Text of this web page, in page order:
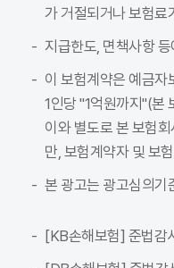
가 거절되거나 보험료
지급한도, 면책사항
이 보험계약은 예금자
1인당 "1억원까지"(본
이와 별도로 본 보험
만, 보험계약자 및 보
본 광고는 광고심의기
[KB손해보험] 준법